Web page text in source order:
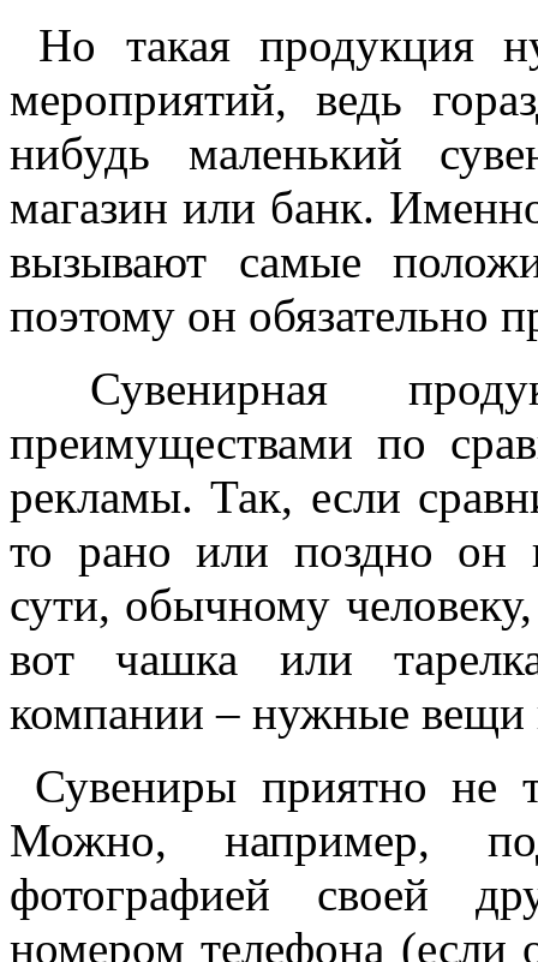
Но такая продукция
мероприятий, ведь
нибудь маленький
магазин или банк.
вызывают самые
поэтому он обязательно
Сувенирная
преимуществами по
рекламы. Так, если
то рано или поздно он
сути, обычному
вот чашка или
компании – нужные вещи
Сувениры приятно не
Можно, например,
фотографией своей
номером телефона (если